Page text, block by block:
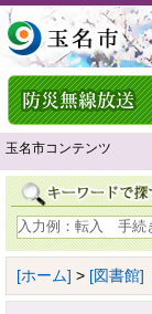
玉名市コンテンツ
[ホーム] > [図書館]